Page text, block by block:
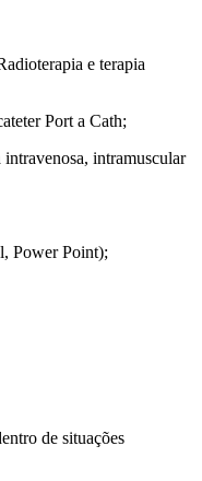
e terapia
Port a Cath;
intramuscular
Power Point);
de situações